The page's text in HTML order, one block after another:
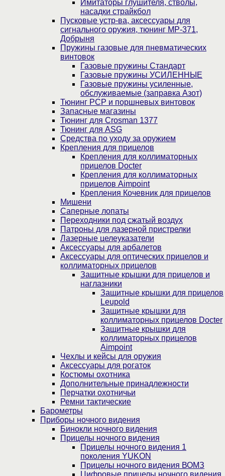
Имитаторы глушителя, стволы,
насадки страйкбол
Пусковые устр-ва, аксессуары для
сигнального оружия, тюнинг МР-371,
Добрыня
Пружины газовые для пневматических
винтовок
Газовые пружины Стандарт
Газовые пружины УСИЛЕННЫЕ
Газовые пружины усиленные,
обслуживаемые (заправка Азот)
Тюнинг PCP и поршневых винтовок
Запасные магазины
Тюнинг для Crosman 1377
Тюнинг для ASG
Средства по уходу за оружием
Крепления для прицелов
Крепления для коллиматорных
прицелов Docter
Крепления для коллиматорных
прицелов Aimpoint
Крепления Кочевник для прицелов
Мишени
Саперные лопаты
Переходники под сжатый воздух
Патроны для лазерной пристрелки
Лазерные целеуказатели
Аксессуары для арбалетов
Аксессуары для оптических прицелов и
коллиматорных прицелов
Защитные крышки для прицелов и
наглазники
Защитные крышки для прицелов
Leupold
Защитные крышки для
коллиматорных прицелов Docter
Защитные крышки для
коллиматорных прицелов
Aimpoint
Чехлы и кейсы для оружия
Аксессуары для рогаток
Костюмы охотника
Дополнительные принадлежности
Перчатки охотничьи
Ремни тактические
Барометры
Приборы ночного видения
Бинокли ночного видения
Прицелы ночного видения
Прицелы ночного видения 1
поколения YUKON
Прицелы ночного видения ВОМЗ